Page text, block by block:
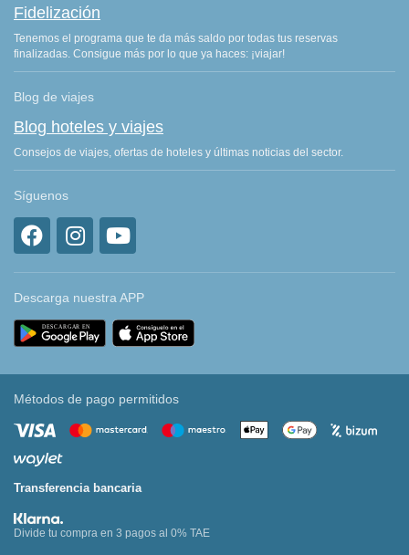
Fidelización
Tenemos el programa que te da más saldo por todas tus reservas
finalizadas. Consigue más por lo que ya haces: ¡viajar!
Blog de viajes
Blog hoteles y viajes
Consejos de viajes, ofertas de hoteles y últimas noticias del sector.
Síguenos
Descarga nuestra APP
Métodos de pago permitidos
Transferencia bancaria
Divide tu compra en 3 pagos al 0% TAE